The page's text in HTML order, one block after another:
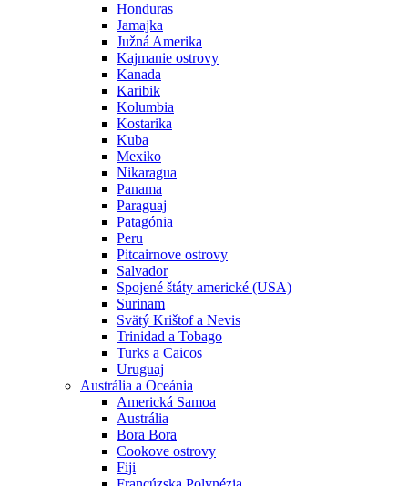
Honduras
Jamajka
Južná Amerika
Kajmanie ostrovy
Kanada
Karibik
Kolumbia
Kostarika
Kuba
Mexiko
Nikaragua
Panama
Paraguaj
Patagónia
Peru
Pitcairnove ostrovy
Salvador
Spojené štáty americké (USA)
Surinam
Svätý Krištof a Nevis
Trinidad a Tobago
Turks a Caicos
Uruguaj
Austrália a Oceánia
Americká Samoa
Austrália
Bora Bora
Cookove ostrovy
Fiji